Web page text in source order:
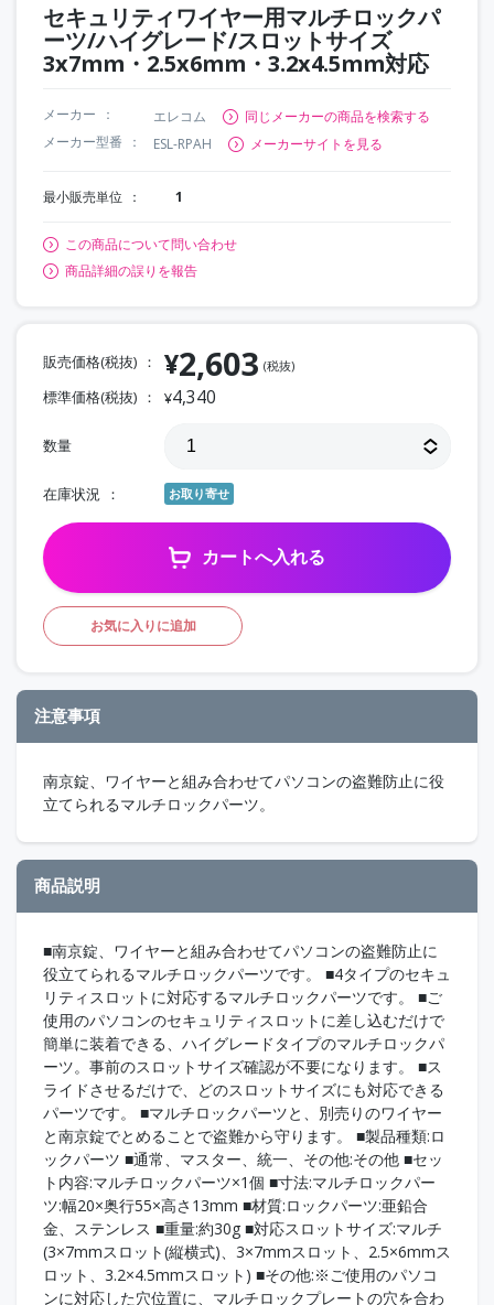
セキュリティワイヤー用マルチロックパ
ーツ/ハイグレード/スロットサイズ
3x7mm・2.5x6mm・3.2x4.5mm対応
メーカー エレコム
同じメーカーの商品を検索する
メーカー型番
ESL-RPAH メーカーサイトを見る
最小販売単位 1
この商品について問い合わせ
商品詳細の誤りを報告
販売価格(税抜) ¥2,603 (税抜)
標準価格(税抜) ¥4,340
数量
在庫状況 お取り寄せ
カートへ入れる
お気に入りに追加
注意事項
南京錠、ワイヤーと組み合わせてパソコンの盗難防止に役
立てられるマルチロックパーツ。
商品説明
■南京錠、ワイヤーと組み合わせてパソコンの盗難防止に
役立てられるマルチロックパーツです。 ■4タイプのセキュ
リティスロットに対応するマルチロックパーツです。 ■ご
使用のパソコンのセキュリティスロットに差し込むだけで
簡単に装着できる、ハイグレードタイプのマルチロックパ
ーツ。事前のスロットサイズ確認が不要になります。 ■ス
ライドさせるだけで、どのスロットサイズにも対応できる
パーツです。 ■マルチロックパーツと、別売りのワイヤー
と南京錠でとめることで盗難から守ります。 ■製品種類:ロ
ックパーツ ■通常、マスター、統一、その他:その他 ■セッ
ト内容:マルチロックパーツ×1個 ■寸法:マルチロックパー
ツ:幅20×奥行55×高さ13mm ■材質:ロックパーツ:亜鉛合
金、ステンレス ■重量:約30g ■対応スロットサイズ:マルチ
(3×7mmスロット(縦横式)、3×7mmスロット、2.5×6mmス
ロット、3.2×4.5mmスロット) ■その他:※ご使用のパソコ
ンに対応した穴位置に、マルチロックプレートの穴を合わ